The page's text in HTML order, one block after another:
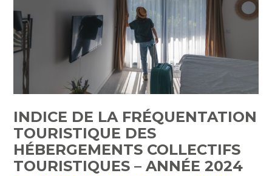
INDICE DE LA FRÉQUENTATION
TOURISTIQUE DES
HÉBERGEMENTS COLLECTIFS
TOURISTIQUES – ANNÉE 2024